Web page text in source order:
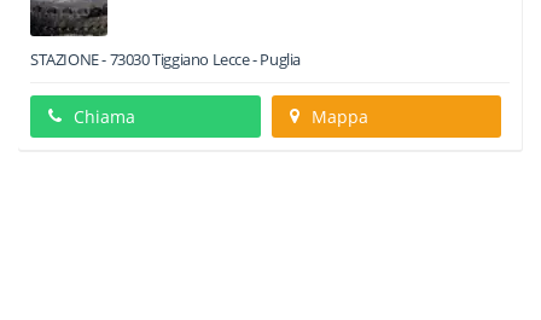
STAZIONE-73030Tiggiano Lecce -Puglia
Chiama Mappa